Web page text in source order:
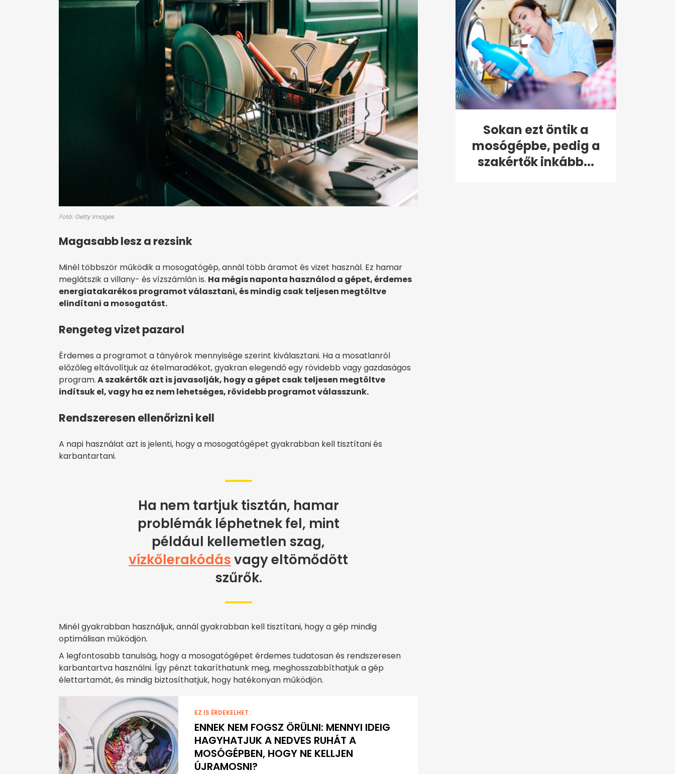
Fotó: Getty Images
Magasabb lesz a rezsink
Minél többször működik a mosogatógép, annál több áramot és vizet használ. Ez hamar
meglátszik a villany- és vízszámlán is. Ha mégis naponta használod a gépet, érdemes
energiatakarékos programot választani, és mindig csak teljesen megtöltve
elindítani a mosogatást.
Rengeteg vizet pazarol
Érdemes a programot a tányérok mennyisége szerint kiválasztani. Ha a mosatlanról
előzőleg eltávolítjuk az ételmaradékot, gyakran elegendő egy rövidebb vagy gazdaságos
program.A szakértők azt is javasolják, hogy a gépet csak teljesen megtöltve
indítsuk el, vagy ha ez nem lehetséges, rövidebb programot válasszunk.
Rendszeresen ellenőrizni kell
A napi használat azt is jelenti, hogy a mosogatógépet gyakrabban kell tisztítani és
karbantartani.
Ha nem tartjuk tisztán, hamar
problémák léphetnek fel, mint
például kellemetlen szag,
vízkőlerakódásvagy eltömődött
szűrők.
Minél gyakrabban használjuk, annál gyakrabban kell tisztítani, hogy a gép mindig
optimálisan működjön.
A legfontosabb tanulság, hogy a mosogatógépet érdemes tudatosan és rendszeresen
karbantartva használni. Így pénzt takaríthatunk meg, meghosszabbíthatjuk a gép
élettartamát, és mindig biztosíthatjuk, hogy hatékonyan működjön.
EZ IS ÉRDEKELHET:
ENNEK NEM FOGSZ ÖRÜLNI: MENNYI IDEIG
HAGYHATJUK A NEDVES RUHÁT A
MOSÓGÉPBEN, HOGY NE KELLJEN
ÚJRAMOSNI?
Sokan ezt öntik a
mosógépbe, pedig a
szakértők inkább...